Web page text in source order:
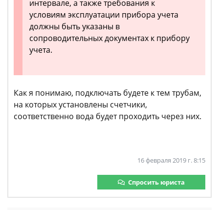
интервале, а также требования к
условиям эксплуатации прибора учета
должны быть указаны в
сопроводительных документах к прибору
учета.
Как я понимаю, подключать будете к тем трубам,
на которых установлены счетчики,
соответственно вода будет проходить через них.
16 февраля 2019 г. 8:15
Спросить юриста